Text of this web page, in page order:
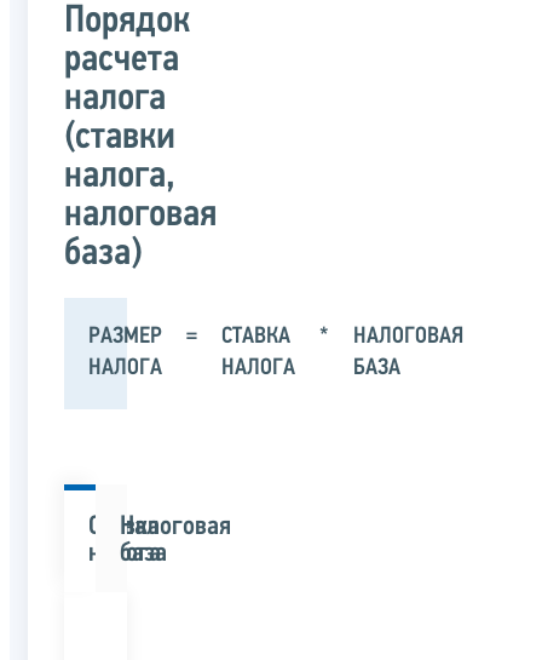
Порядок
расчета
налога
(ставки
налога,
налоговая
база)
РАЗМЕР
НАЛОГА
=
СТАВКА
НАЛОГА
*
НАЛОГОВАЯ
БАЗА
Ставка
налога
Налоговая
база